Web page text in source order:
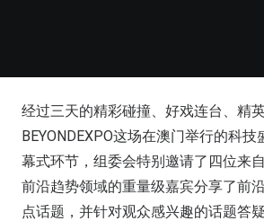
经过三天的精彩碰撞、好戏连台、精
BEYONDEXPO这场在澳门举行的科
幕式环节，组委会特别邀请了四位来
前沿趋势领域的重量级嘉宾分享了前
点话题，并针对观众感兴趣的话题答疑